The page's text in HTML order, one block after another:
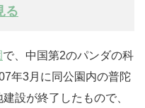
る
で、中国第2のパンダの科
年3月に同公園内の普陀
設が終了したもので、